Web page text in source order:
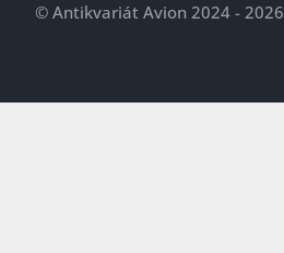
© Antikvariát Avion 2024 - 2026